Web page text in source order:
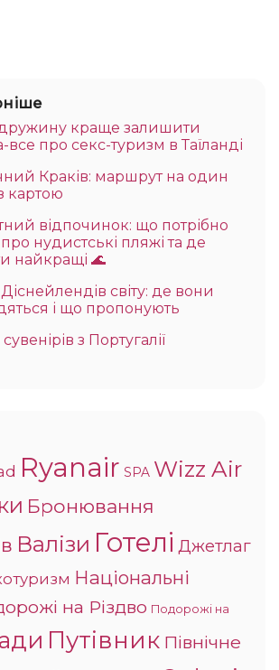
краще залишити
все про секс-туризм в Таїланді
Краків: маршрут на один
картою
відпочинок: що потрібно
нудистські пляжі та де
найкращі 🌊
світу: де вони
і що пропонують
з Португалії
Ryanair SPA Wizz Air
Бронювання
Валізи Готелі Джетлаг
Національні
на Різдво Подорожі на
Путівник Північне